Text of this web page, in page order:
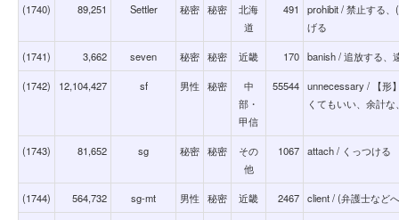
(1740) 89,251 Settler 秘密 秘密
北海
道
491
prohibit / 禁止する
げる
(1741) 3,662 seven 秘密 秘密 近畿 170 banish / 追放する、
(1742) 12,104,427 sf 男性 秘密
中
部・
甲信
55544 unnecessary / 【形
くてもいい、余計
(1743) 81,652 sg 秘密 秘密
その
他
1067 attach / くっつける
(1744) 564,732 sg-mt 男性 秘密 近畿 2467 client / (弁護士など